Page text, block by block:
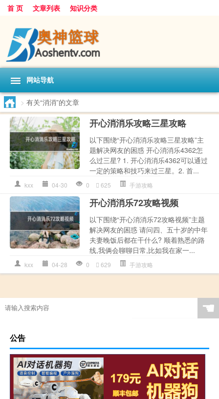
首 页 文章列表 知识分类
网站导航
> 有关“消消”的文章
开心消消乐攻略三星攻略
以下围绕“开心消消乐攻略三星攻略”主
题解决网友的困惑 开心消消乐4362怎
么过三星? 1. 开心消消乐4362可以通过
一定的策略和技巧来过三星。2. 首...
kxx 04-30 0 625 手游攻略
开心消消乐72攻略视频
以下围绕“开心消消乐72攻略视频”主题
解决网友的困惑 请问四、五十岁的中年
夫妻晚饭后都在干什么? 顺着熟悉的路
线,我俩会聊聊日常,比如我在家一...
kxx 04-28 0 629 手游攻略
☚
公告